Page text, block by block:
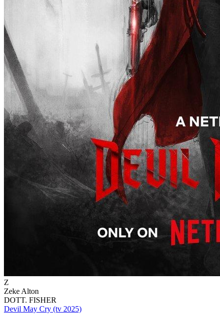
Z
Zeke Alton
DOTT. FISHER
Devil May Cry (tv 2025)